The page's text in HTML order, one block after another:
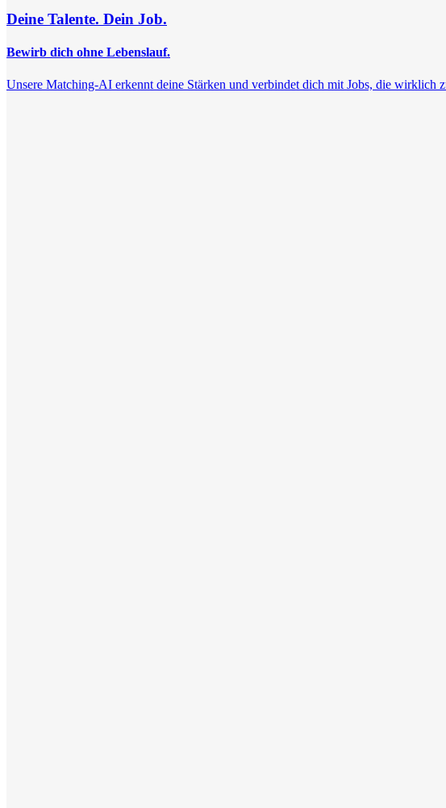
Deine Talente. Dein Job.
Bewirb dich ohne Lebenslauf.
Unsere Matching-AI erkennt deine Stärken und verbindet dich mit Jobs, die wirklich